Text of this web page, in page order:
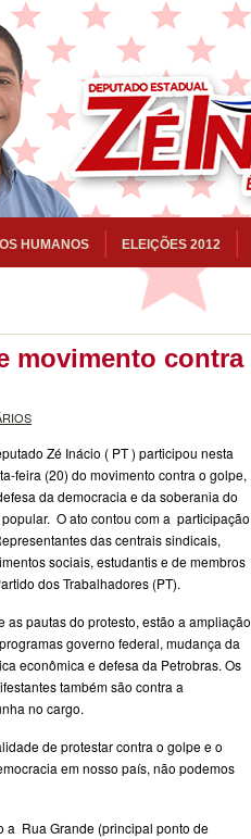
HUMANOS ELEIÇÕES 2012
movimento contra
Zé Inácio ( PT ) participou nesta
feira (20) do movimento contra o golpe,
da democracia e da soberania do
O ato contou com a participação
das centrais sindicais,
sociais, estudantis e de membros
dos Trabalhadores (PT).
as pautas do protesto, estão a ampliação
governo federal, mudança da
econômica e defesa da Petrobras. Os
também são contra a
no cargo.
de protestar contra o golpe e o
em nosso país, não podemos
a Rua Grande (principal ponto de